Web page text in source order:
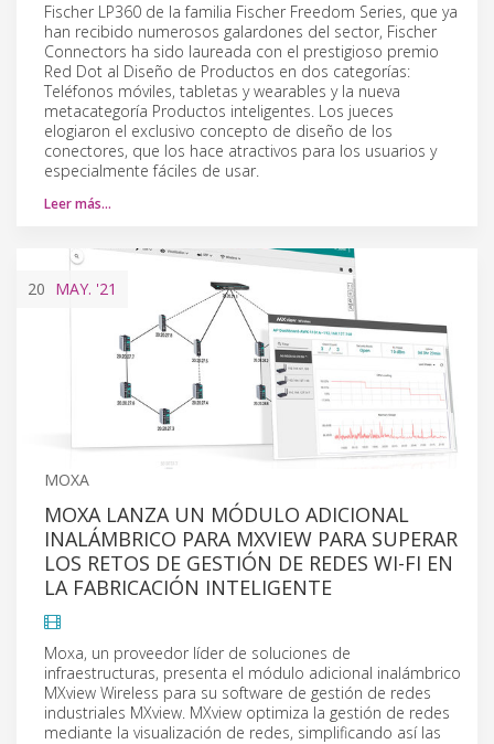
Fischer LP360 de la familia Fischer Freedom Series, que ya
han recibido numerosos galardones del sector, Fischer
Connectors ha sido laureada con el prestigioso premio
Red Dot al Diseño de Productos en dos categorías:
Teléfonos móviles, tabletas y wearables y la nueva
metacategoría Productos inteligentes. Los jueces
elogiaron el exclusivo concepto de diseño de los
conectores, que los hace atractivos para los usuarios y
especialmente fáciles de usar.
Leer más…
20 MAY. '21
MOXA
MOXA LANZA UN MÓDULO ADICIONAL
INALÁMBRICO PARA MXVIEW PARA SUPERAR
LOS RETOS DE GESTIÓN DE REDES WI-FI EN
LA FABRICACIÓN INTELIGENTE
Moxa, un proveedor líder de soluciones de
infraestructuras, presenta el módulo adicional inalámbrico
MXview Wireless para su software de gestión de redes
industriales MXview. MXview optimiza la gestión de redes
mediante la visualización de redes, simplificando así las